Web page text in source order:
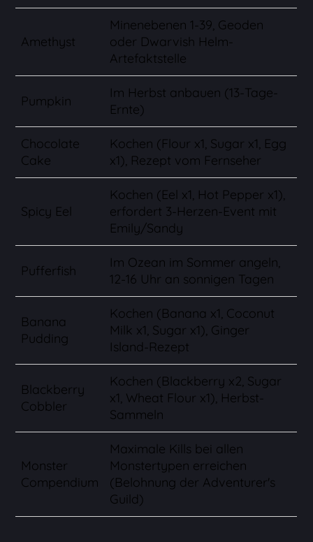
Amethyst
Minenebenen 1-39, Geoden
oder Dwarvish Helm-
Artefaktstelle
Pumpkin
Im Herbst anbauen (13-Tage-
Ernte)
Chocolate
Cake
Kochen (Flour x1, Sugar x1, Egg
x1), Rezept vom Fernseher
Spicy Eel
Kochen (Eel x1, Hot Pepper x1),
erfordert 3-Herzen-Event mit
Emily/Sandy
Pufferfish
Im Ozean im Sommer angeln,
12-16 Uhr an sonnigen Tagen
Banana
Pudding
Kochen (Banana x1, Coconut
Milk x1, Sugar x1), Ginger
Island-Rezept
Blackberry
Cobbler
Kochen (Blackberry x2, Sugar
x1, Wheat Flour x1), Herbst-
Sammeln
Monster
Compendium
Maximale Kills bei allen
Monstertypen erreichen
(Belohnung der Adventurer's
Guild)